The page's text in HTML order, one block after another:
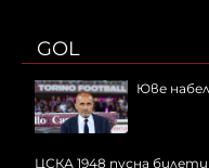
GOL
Юве
ЦСКА 1948 пусна